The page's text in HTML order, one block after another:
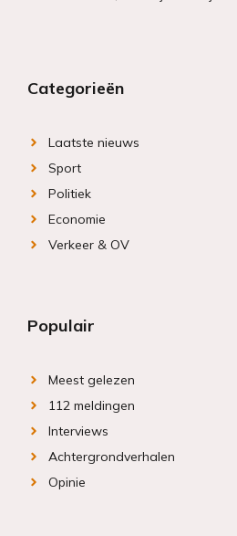
Categorieën
Laatste nieuws
Sport
Politiek
Economie
Verkeer & OV
Populair
Meest gelezen
112 meldingen
Interviews
Achtergrondverhalen
Opinie